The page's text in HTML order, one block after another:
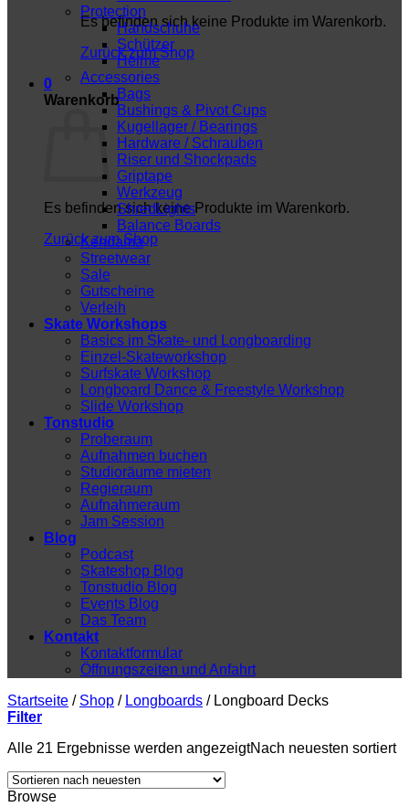
Es befinden sich keine Produkte im Warenkorb.
Zurück zum Shop
0
Warenkorb
Es befinden sich keine Produkte im Warenkorb.
Zurück zum Shop
Protection
Handschuhe
Schützer
Helme
Accessories
Bags
Bushings & Pivot Cups
Kugellager / Bearings
Hardware / Schrauben
Riser und Shockpads
Griptape
Werkzeug
ShredLights
Balance Boards
Kendama
Streetwear
Sale
Gutscheine
Verleih
Skate Workshops
Basics im Skate- und Longboarding
Einzel-Skateworkshop
Surfskate Workshop
Longboard Dance & Freestyle Workshop
Slide Workshop
Tonstudio
Proberaum
Aufnahmen buchen
Studioräume mieten
Regieraum
Aufnahmeraum
Jam Session
Blog
Podcast
Skateshop Blog
Tonstudio Blog
Events Blog
Das Team
Kontakt
Kontaktformular
Öffnungszeiten und Anfahrt
Startseite / Shop / Longboards /Longboard Decks
Filter
Alle 21 Ergebnisse werden angezeigtNach neuesten sortiert
Browse